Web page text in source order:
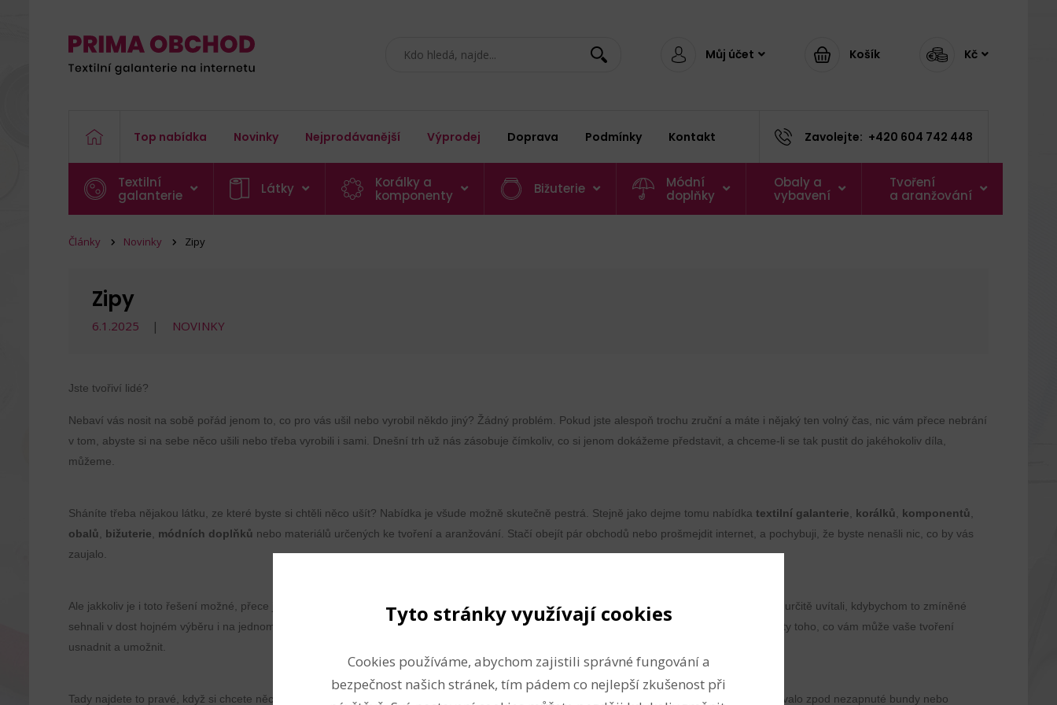
Můj účet Košík Kč
Top nabídka Novinky Nejprodávanější Výprodej Doprava Podmínky Kontakt Zavolejte: +420 604 742 448
Textilní
galanterie
Látky
Korálky a
komponenty
Bižuterie
Módní
doplňky
Obaly a
vybavení
Tvoření
a aranžování
Články Novinky Zipy
Zipy
6.1.2025 NOVINKY
Jste tvořiví lidé?
Nebaví vás nosit na sobě pořád jenom to, co pro vás ušil nebo vyrobil někdo jiný? Žádný problém. Pokud jste alespoň trochu zruční a máte i nějaký ten volný čas, nic vám přece nebrání
v tom, abyste si na sebe něco ušili nebo třeba vyrobili i sami. Dnešní trh už nás zásobuje čímkoliv, co si jenom dokážeme představit, a chceme-li se tak pustit do jakéhokoliv díla,
můžeme.
Sháníte třeba nějakou látku, ze které byste si chtěli něco ušít? Nabídka je všude možně skutečně pestrá. Stejně jako dejme tomu nabídka textilní galanterie korálků komponentů
obalů
bižuterie módních doplňků nebo materiálů určených ke tvoření a aranžování. Stačí obejít pár obchodů nebo prošmejdit internet, a pochybuji, že byste nenašli nic, co by vás
zaujalo.
Ale jakkoliv je i toto řešení možné, přece jenom není dokonalé. Inu, nemáme zase tolik času, abychom neustále po něčem pátrali. A tak bychom určitě uvítali, kdybychom to zmíněné
sehnali v dost hojném výběru i na jednom jediném místě. A je to možné? Vlastně je. Žádný problém. Je tu přece i web, na kterém najdete spousty toho, co vám může vaše tvoření
usnadnit a umožnit.
Tady najdete to pravé, když si chcete něco ušít, stejně jako když se zajímáte třeba jenom o zipyv touze zabránit tomu, aby vám něco nevykukovalo zpod nezapnuté bundy nebo
Tyto stránky využívají cookies
Cookies používáme, abychom zajistili správné fungování a
bezpečnost našich stránek, tím pádem co nejlepší zkušenost při